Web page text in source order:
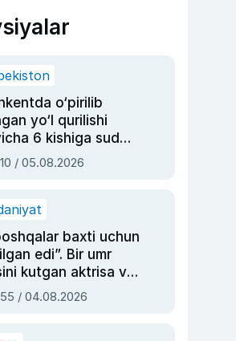
o‘pirilib
yo‘l qurilishi
6 kishiga sud
o‘qildi
/ 05.08.2026
baxti uchun
edi”. Bir umr
kutgan aktrisa va
ustasi Rimma
/ 04.08.2026